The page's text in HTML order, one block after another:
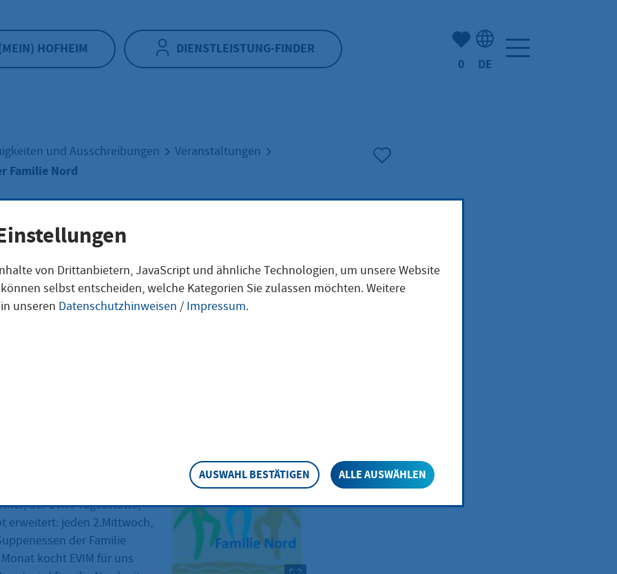
HOFHEIM DIENSTLEISTUNG-FINDER
Anzahl der gemerkten
0 DE
und Ausschreibungen Veranstaltungen
Familie Nord
der Familie
der EVIM-Tagesstätte,
erweitert: jeden 2.Mittwoch,
der Familie
kocht EVIM für uns
von Drittanbietern, JavaScript und ähnliche Technologien, um unsere Website
selbst entscheiden, welche Kategorien Sie zulassen möchten. Weitere
unseren Datenschutzhinweisen / Impressum.
AUSWAHL BESTÄTIGEN ALLE AUSWÄHLEN